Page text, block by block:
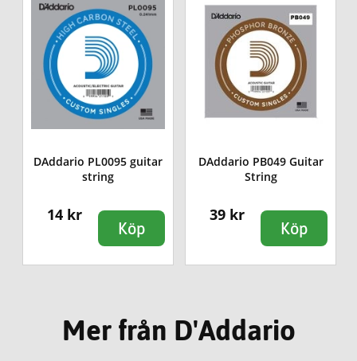
DAddario PL0095 guitar
string
14 kr
Köp
DAddario PB049 Guitar
String
39 kr
Köp
Mer från D'Addario